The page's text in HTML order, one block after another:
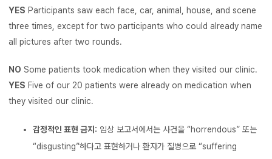
YES Participants saw each face, car, animal, house, and scene
three times, except for two participants who could already name
all pictures after two rounds.
NO Some patients took medication when they visited our clinic.
YES Five of our 20 patients were already on medication when
they visited our clinic.
감정적인 표현 금지: 임상 보고서에서는 사건을 “horrendous” 또는
“disgusting”하다고 표현하거나 환자가 질병으로 “suffering